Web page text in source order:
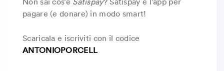
pagare (e donare) in modo smart!
Scaricala e iscriviti con il codice
ANTONIOPORCELL